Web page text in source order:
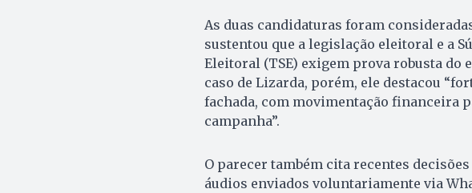
As duas candidaturas foram
sustentou que a legislação eleitoral e a
Eleitoral (TSE) exigem prova robusta do
caso de Lizarda, porém, ele destacou
fachada, com movimentação financeira
campanha”.
O parecer também cita recentes
áudios enviados voluntariamente via